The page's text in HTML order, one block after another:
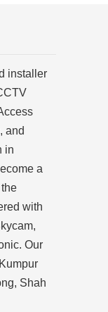
installer
and
in
a
with
Our
Shah